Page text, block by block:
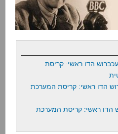
הדו ראשי: קריסת
הדו ראשי: קריסת המערכת
הדו ראשי: קריסת המערכת